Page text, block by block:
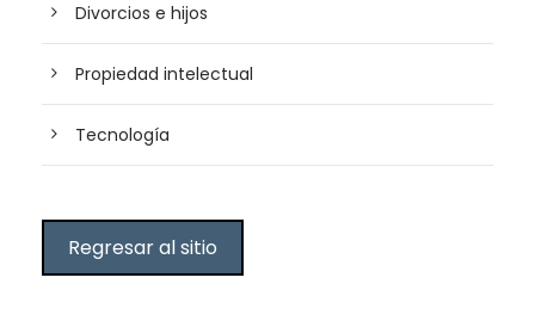
Divorcios e hijos
Propiedad intelectual
Tecnología
Regresar al sitio